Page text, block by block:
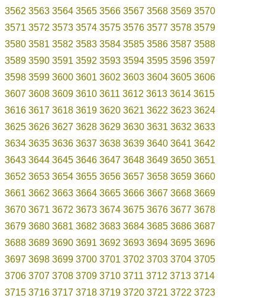
3562 3563 3564 3565 3566 3567 3568 3569 3570
3571 3572 3573 3574 3575 3576 3577 3578 3579
3580 3581 3582 3583 3584 3585 3586 3587 3588
3589 3590 3591 3592 3593 3594 3595 3596 3597
3598 3599 3600 3601 3602 3603 3604 3605 3606
3607 3608 3609 3610 3611 3612 3613 3614 3615
3616 3617 3618 3619 3620 3621 3622 3623 3624
3625 3626 3627 3628 3629 3630 3631 3632 3633
3634 3635 3636 3637 3638 3639 3640 3641 3642
3643 3644 3645 3646 3647 3648 3649 3650 3651
3652 3653 3654 3655 3656 3657 3658 3659 3660
3661 3662 3663 3664 3665 3666 3667 3668 3669
3670 3671 3672 3673 3674 3675 3676 3677 3678
3679 3680 3681 3682 3683 3684 3685 3686 3687
3688 3689 3690 3691 3692 3693 3694 3695 3696
3697 3698 3699 3700 3701 3702 3703 3704 3705
3706 3707 3708 3709 3710 3711 3712 3713 3714
3715 3716 3717 3718 3719 3720 3721 3722 3723